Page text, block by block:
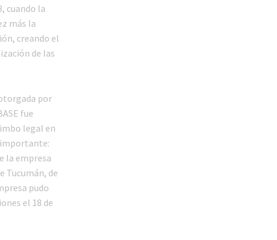
cuando la
más la
creando el
de las
por
fue
legal en
importante:
la empresa
Tucumán, de
pudo
el 18 de